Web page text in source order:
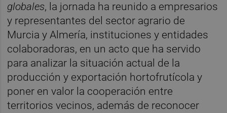
globales, la jornada ha reunido a empresarios
y representantes del sector agrario de
Murcia y Almería, instituciones y entidades
colaboradoras, en un acto que ha servido
para analizar la situación actual de la
producción y exportación hortofrutícola y
poner en valor la cooperación entre
territorios vecinos, además de reconocer